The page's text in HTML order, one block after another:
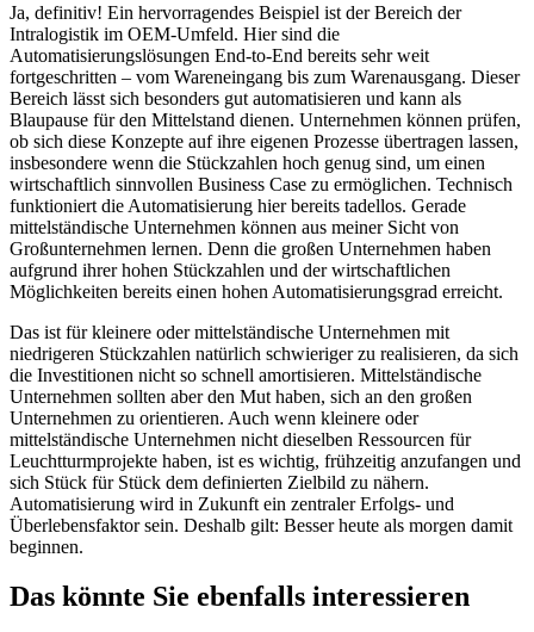
Ja, definitiv! Ein hervorragendes Beispiel ist der Bereich der
Intralogistik im OEM-Umfeld. Hier sind die
Automatisierungslösungen End-to-End bereits sehr weit
fortgeschritten – vom Wareneingang bis zum Warenausgang. Dieser
Bereich lässt sich besonders gut automatisieren und kann als
Blaupause für den Mittelstand dienen. Unternehmen können prüfen,
ob sich diese Konzepte auf ihre eigenen Prozesse übertragen lassen,
insbesondere wenn die Stückzahlen hoch genug sind, um einen
wirtschaftlich sinnvollen Business Case zu ermöglichen. Technisch
funktioniert die Automatisierung hier bereits tadellos. Gerade
mittelständische Unternehmen können aus meiner Sicht von
Großunternehmen lernen. Denn die großen Unternehmen haben
aufgrund ihrer hohen Stückzahlen und der wirtschaftlichen
Möglichkeiten bereits einen hohen Automatisierungsgrad erreicht.
Das ist für kleinere oder mittelständische Unternehmen mit
niedrigeren Stückzahlen natürlich schwieriger zu realisieren, da sich
die Investitionen nicht so schnell amortisieren. Mittelständische
Unternehmen sollten aber den Mut haben, sich an den großen
Unternehmen zu orientieren. Auch wenn kleinere oder
mittelständische Unternehmen nicht dieselben Ressourcen für
Leuchtturmprojekte haben, ist es wichtig, frühzeitig anzufangen und
sich Stück für Stück dem definierten Zielbild zu nähern.
Automatisierung wird in Zukunft ein zentraler Erfolgs- und
Überlebensfaktor sein. Deshalb gilt: Besser heute als morgen damit
beginnen.
Das könnte Sie ebenfalls interessieren